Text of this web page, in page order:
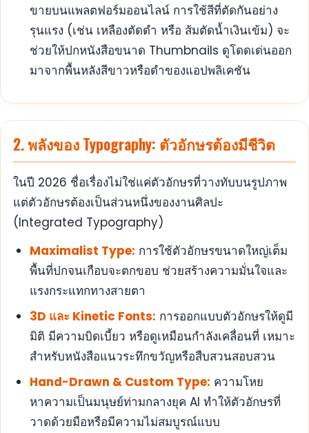
ขายบนแพลตฟอร์มออนไลน์ การใช้สีที่ตัดกันอย่าง
รุนแรง (เช่น เหลืองตัดดำ หรือ ส้มตัดน้ำเงินเข้ม) จะ
ช่วยให้ปกหนังสือขนาด Thumbnails ดูโดดเด่นออก
มาจากพื้นหลังสีขาวหรือดำของแอปพลิเคชัน
2. พลังของ Typography: ตัวอักษรต้องมีชีวิต
ในปี 2026 ชื่อเรื่องไม่ใช่แค่ตัวอักษรที่วางทับบนรูปภาพ
แต่ตัวอักษรต้องเป็นส่วนหนึ่งของงานศิลปะ
(Integrated Typography)
Maximalist Type: การใช้ตัวอักษรขนาดใหญ่เต็ม
พื้นที่ปกจนเกือบจะตกขอบ ช่วยสร้างความมั่นใจและ
แรงกระแทกทางสายตา
3D และ Kinetic Fonts: การออกแบบตัวอักษรให้ดูมี
มิติ มีความบิดเบี้ยว หรือดูเหมือนกำลังเคลื่อนที่ เหมาะ
สำหรับหนังสือแนวระทึกขวัญหรือสืบสวนสอบสวน
Hand-Drawn & Custom Type: ความโหย
หาความเป็นมนุษย์ท่ามกลางยุค AI ทำให้ตัวอักษรที่
วาดด้วยมือหรือมีความไม่สมบูรณ์แบบ